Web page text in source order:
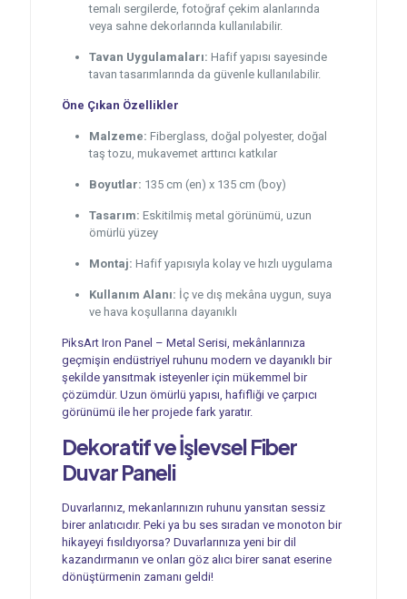
temalı sergilerde, fotoğraf çekim alanlarında
veya sahne dekorlarında kullanılabilir.
Tavan Uygulamaları: Hafif yapısı sayesinde
tavan tasarımlarında da güvenle kullanılabilir.
Öne Çıkan Özellikler
Malzeme: Fiberglass, doğal polyester, doğal
taş tozu, mukavemet arttırıcı katkılar
Boyutlar: 135 cm (en) x 135 cm (boy)
Tasarım: Eskitilmiş metal görünümü, uzun
ömürlü yüzey
Montaj: Hafif yapısıyla kolay ve hızlı uygulama
Kullanım Alanı: İç ve dış mekâna uygun, suya
ve hava koşullarına dayanıklı
PiksArt Iron Panel – Metal Serisi, mekânlarınıza
geçmişin endüstriyel ruhunu modern ve dayanıklı bir
şekilde yansıtmak isteyenler için mükemmel bir
çözümdür. Uzun ömürlü yapısı, hafifliği ve çarpıcı
görünümü ile her projede fark yaratır.
Dekoratif ve İşlevselFiber
Duvar Paneli
Duvarlarınız, mekanlarınızın ruhunu yansıtan sessiz
birer anlatıcıdır. Peki ya bu ses sıradan ve monoton bir
hikayeyi fısıldıyorsa? Duvarlarınıza yeni bir dil
kazandırmanın ve onları göz alıcı birer sanat eserine
dönüştürmenin zamanı geldi!